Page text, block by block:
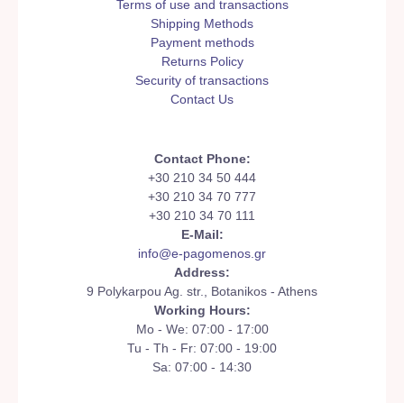
Terms of use and transactions
Shipping Methods
Payment methods
Returns Policy
Security of transactions
Contact Us
Contact Phone:
+30 210 34 50 444
+30 210 34 70 777
+30 210 34 70 111
E-Mail:
info@e-pagomenos.gr
Address:
9 Polykarpou Ag. str., Botanikos - Athens
Working Hours:
Mo - We: 07:00 - 17:00
Tu - Th - Fr: 07:00 - 19:00
Sa: 07:00 - 14:30